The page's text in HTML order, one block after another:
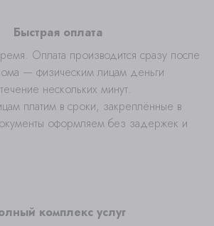
Быстрая оплата
Оплата производится сразу после
— физическим лицам деньги
нескольких минут.
платим в сроки, закреплённые в
оформляем без задержек и
комплекс услуг